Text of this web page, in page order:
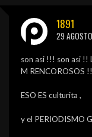
1891
29
son asi !!! son asi !!
M RENCOROSOS
ESO ES culturita ,
y el PERIODISMO